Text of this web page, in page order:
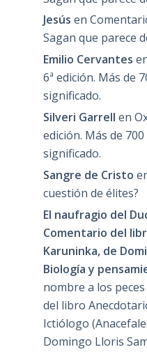
Jesús en
Sagan que parece
Emilio Cervantes
6ª edición. Más de
significado.
Silveri Garrell en
edición. Más de
significado.
Sangre de Cristo
cuestión de élites?
El naufragio del
Comentario del
Karuninka, de
Biología y
nombre a los
del libro
Ictiólogo
Domingo Lloris